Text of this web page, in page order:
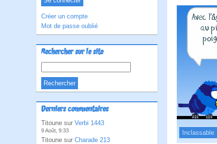
Créer un compte
Mot de passe oublié
Rechercher sur le site
Derniers commentaires
Titoune sur Verbi 1443
9 Août, 9:33
Titoune sur Charade 213
Inclassable